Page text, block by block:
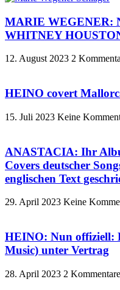
MARIE WEGENER:
WHITNEY
12. August 2023 2
HEINO covert
15. Juli 2023 Keine
ANASTACIA: Ihr
Covers deutscher
englischen Text
29. April 2023 Keine
HEINO: Nun offiziell:
Music) unter Vertrag
28. April 2023 2 Kommentare